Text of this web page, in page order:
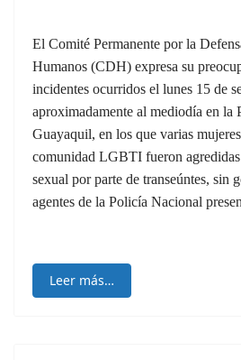
El Comité Permanente por la
Humanos (CDH) expresa su
incidentes ocurridos el lunes 15 de
aproximadamente al mediodía en la
Guayaquil, en los que varias
comunidad LGBTI fueron
sexual por parte de transeúntes, sin
agentes de la Policía Nacional
Leer más…